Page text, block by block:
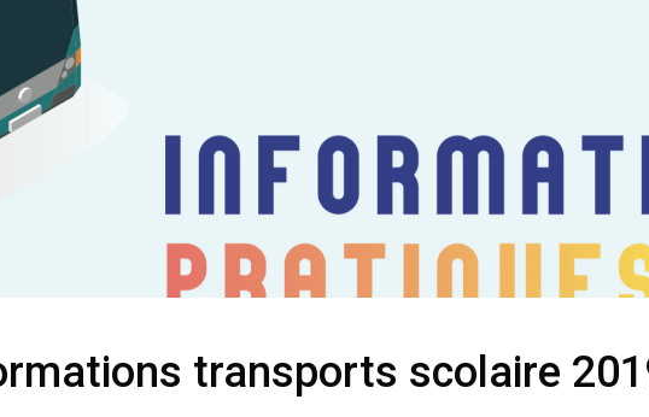
transports scolaire